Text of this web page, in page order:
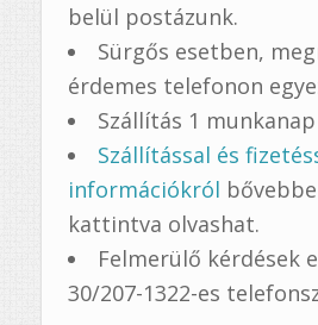
belül postázunk.
Sürgős esetben,
érdemes telefonon
Szállítás 1 munkanap
Szállítással és
információkról
kattintva olvashat.
Felmerülő kérdések
30/207-1322-es